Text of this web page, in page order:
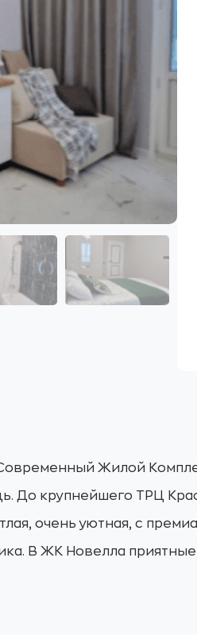
Жилой
крупнейшего ТРЦ
очень уютная, с
В ЖК Новелла